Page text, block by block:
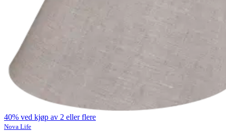
40% ved kjøp av 2 eller flere
Nova Life